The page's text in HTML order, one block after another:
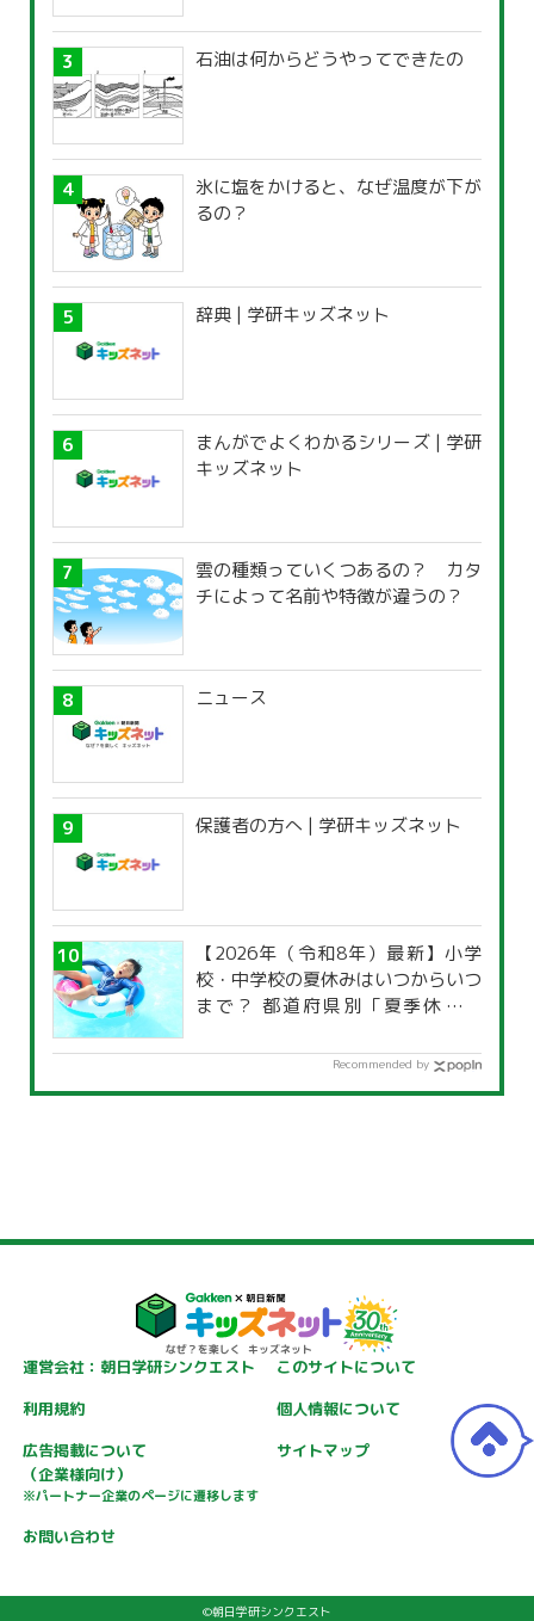
石油は何からどうやってできたの
氷に塩をかけると、なぜ温度が下が
るの？
辞典 | 学研キッズネット
まんがでよくわかるシリーズ | 学研
キッズネット
雲の種類っていくつあるの？ カタ
チによって名前や特徴が違うの？
ニュース
保護者の方へ | 学研キッズネット
【2026年（令和8年）最新】小学
校・中学校の夏休みはいつからいつ
まで？ 都道府県別「夏季休暇一
Recommended by
運営会社：朝日学研シンクエスト
このサイトについて
利用規約
個人情報について
広告掲載について
（企業様向け）
※パートナー企業のページに遷移します
サイトマップ
お問い合わせ
©朝日学研シンクエスト